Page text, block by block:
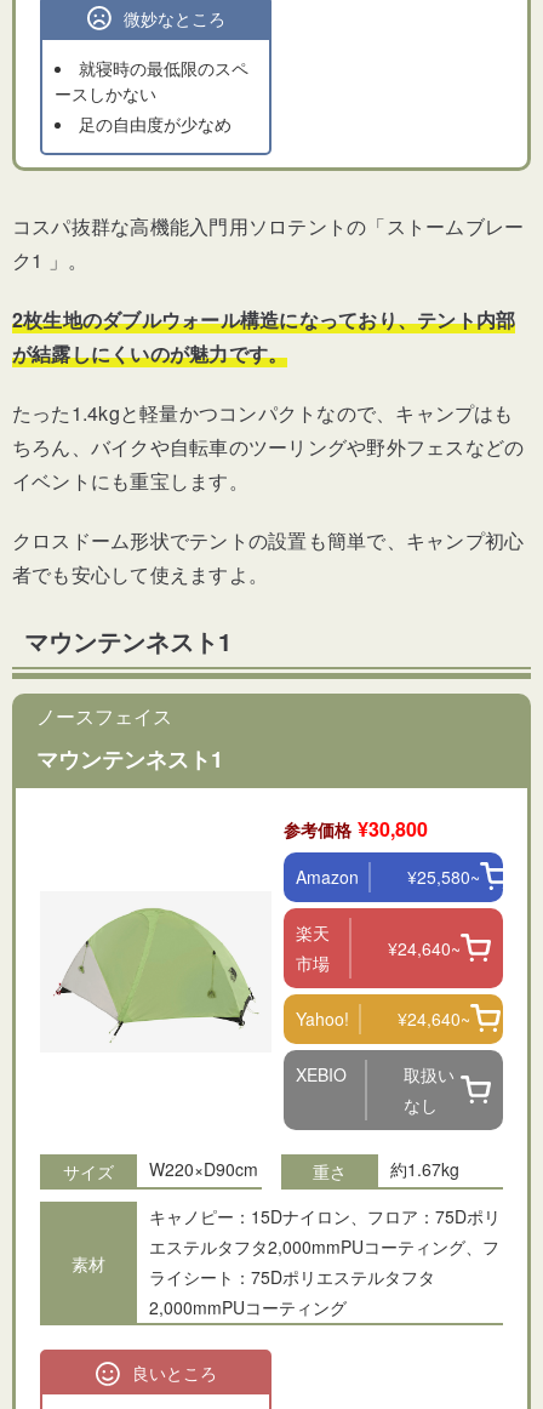
微妙なところ
就寝時の最低限のスペ
ースしかない
足の自由度が少なめ
コスパ抜群な高機能入門用ソロテントの「ストームブレー
ク1 」。
2枚生地のダブルウォール構造になっており、テント内部
が結露しにくいのが魅力です。
たった1.4kgと軽量かつコンパクトなので、キャンプはも
ちろん、バイクや自転車のツーリングや野外フェスなどの
イベントにも重宝します。
クロスドーム形状でテントの設置も簡単で、キャンプ初心
者でも安心して使えますよ。
マウンテンネスト1
ノースフェイス
マウンテンネスト1
参考価格 ¥30,800
Amazon ¥25,580~
楽天
市場
¥24,640~
Yahoo! ¥24,640~
XEBIO
取扱い
なし
サイズ W220×D90cm 重さ 約1.67kg
素材
キャノピー：15Dナイロン、フロア：75Dポリ
エステルタフタ2,000mmPUコーティング、フ
ライシート：75Dポリエステルタフタ
2,000mmPUコーティング
良いところ